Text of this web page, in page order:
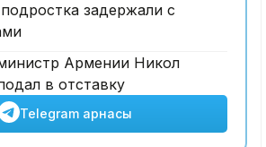
задержали с
Армении Никол
в отставку
Telegram арнасы